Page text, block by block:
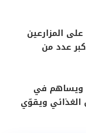
المزارعين
عدد من
ويساهم في
الغذائي ويقوّي